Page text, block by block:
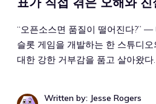
“오픈소스면 품질이 떨어진다?”
슬롯 게임을 개발하는 한 스튜디
대한 강한 거부감을 품고 살아왔다
Written by: Jesse Rogers